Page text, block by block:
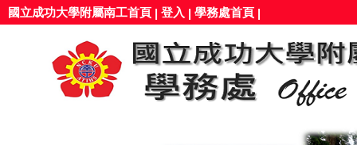
國立成功大學附屬南工首頁 | 登入 | 學務處首頁 |